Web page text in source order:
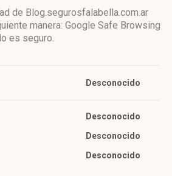
de Blog.segurosfalabella.com.ar
manera: Google Safe Browsing
es seguro.
Desconocido
Desconocido
Desconocido
Desconocido